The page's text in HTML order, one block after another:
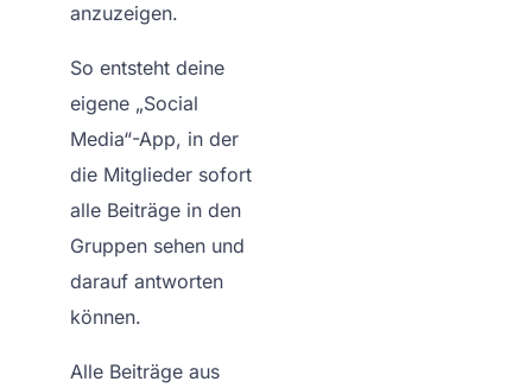
anzuzeigen.
So entsteht deine
eigene „Social
Media“-App, in der
die Mitglieder sofort
alle Beiträge in den
Gruppen sehen und
darauf antworten
können.
Alle Beiträge aus